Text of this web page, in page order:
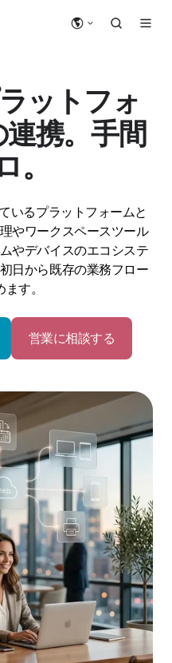
ットフォ
携。手間
。
いるプラットフォームと
やワークスペースツール
やデバイスのエコシステ
日から既存の業務フロー
す。
営業に相談する